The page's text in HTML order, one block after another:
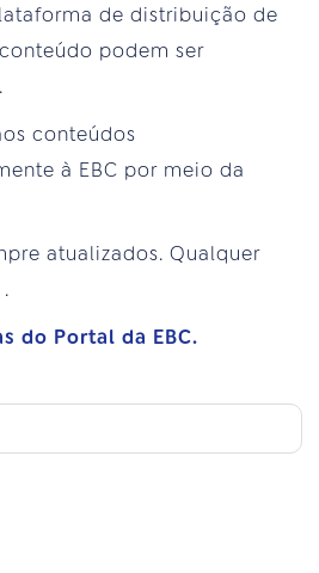
de distribuição de
podem ser
conteúdos
à EBC por meio da
atualizados. Qualquer
.
do Portal da EBC.